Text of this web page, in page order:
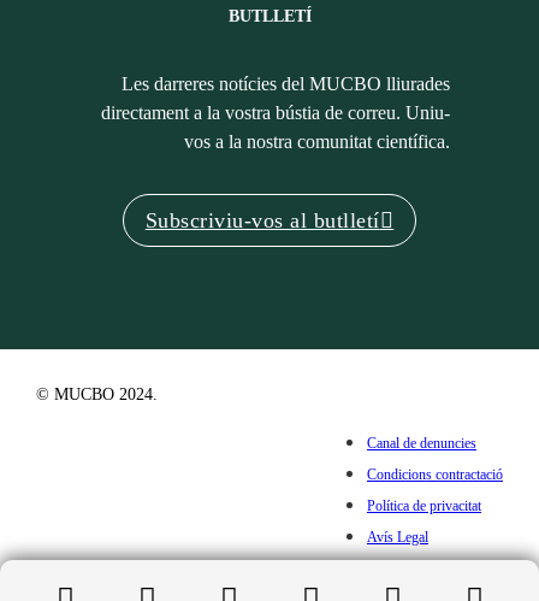
BUTLLETÍ
Les darreres notícies del MUCBO lliurades
directament a la vostra bústia de correu. Uniu-
vos a la nostra comunitat científica.
Subscriviu-vos al butlletí
© MUCBO 2024.
Canal de denuncies
Condicions contractació
Política de privacitat
Avís Legal